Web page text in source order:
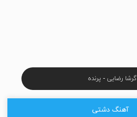
گرشا رضایی - پرنده
آهنگ دشتی